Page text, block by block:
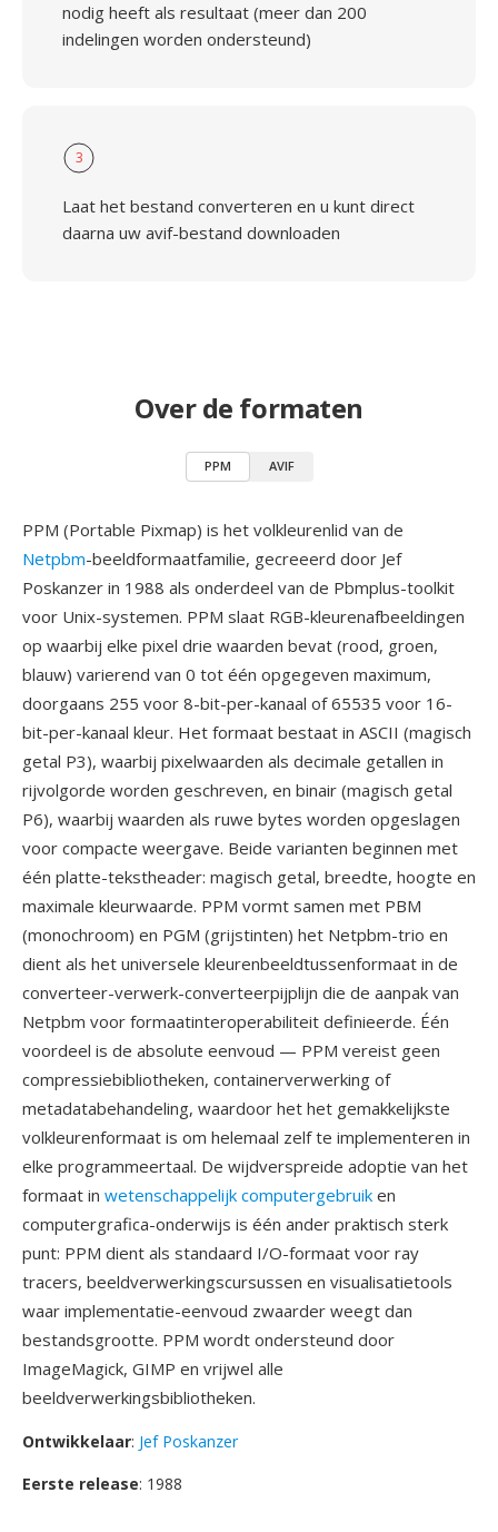
nodig heeft als resultaat (meer dan 200
indelingen worden ondersteund)
3
Laat het bestand converteren en u kunt direct
daarna uw avif-bestand downloaden
Over de formaten
PPM AVIF
PPM (Portable Pixmap) is het volkleurenlid van de
Netpbm-beeldformaatfamilie, gecreeerd door Jef
Poskanzer in 1988 als onderdeel van de Pbmplus-toolkit
voor Unix-systemen. PPM slaat RGB-kleurenafbeeldingen
op waarbij elke pixel drie waarden bevat (rood, groen,
blauw) varierend van 0 tot één opgegeven maximum,
doorgaans 255 voor 8-bit-per-kanaal of 65535 voor 16-
bit-per-kanaal kleur. Het formaat bestaat in ASCII (magisch
getal P3), waarbij pixelwaarden als decimale getallen in
rijvolgorde worden geschreven, en binair (magisch getal
P6), waarbij waarden als ruwe bytes worden opgeslagen
voor compacte weergave. Beide varianten beginnen met
één platte-tekstheader: magisch getal, breedte, hoogte en
maximale kleurwaarde. PPM vormt samen met PBM
(monochroom) en PGM (grijstinten) het Netpbm-trio en
dient als het universele kleurenbeeldtussenformaat in de
converteer-verwerk-converteerpijplijn die de aanpak van
Netpbm voor formaatinteroperabiliteit definieerde. Één
voordeel is de absolute eenvoud — PPM vereist geen
compressiebibliotheken, containerverwerking of
metadatabehandeling, waardoor het het gemakkelijkste
volkleurenformaat is om helemaal zelf te implementeren in
elke programmeertaal. De wijdverspreide adoptie van het
formaat in wetenschappelijk computergebruik en
computergrafica-onderwijs is één ander praktisch sterk
punt: PPM dient als standaard I/O-formaat voor ray
tracers, beeldverwerkingscursussen en visualisatietools
waar implementatie-eenvoud zwaarder weegt dan
bestandsgrootte. PPM wordt ondersteund door
ImageMagick, GIMP en vrijwel alle
beeldverwerkingsbibliotheken.
Ontwikkelaar: Jef Poskanzer
Eerste release: 1988